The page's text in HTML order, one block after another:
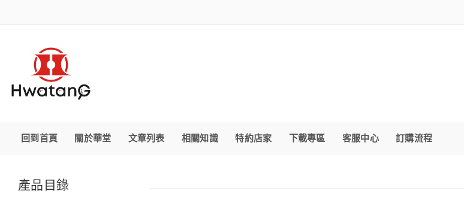
回到首頁 關於華堂 文章列表 相關知識 特約店家 下載專區 客服中心 訂購流程
產品目錄